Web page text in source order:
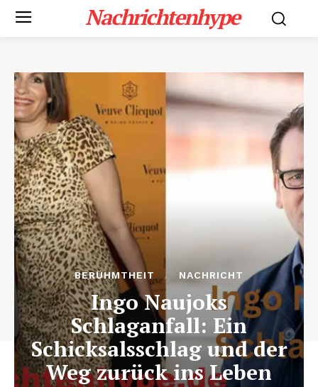
Nachrichtenhype
BERÜHMTHEIT NACHRICHT
Ingo Naujoks
Schlaganfall: Ein
Schicksalsschlag und der
Weg zurück ins Leben